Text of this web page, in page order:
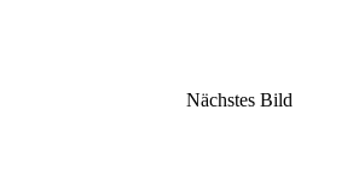
Nächstes Bild